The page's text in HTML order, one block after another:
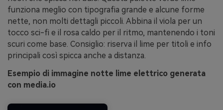
funziona meglio con tipografia grande e alcune forme
nette, non molti dettagli piccoli. Abbina il viola per un
tocco sci-fi e il rosa caldo per il ritmo, mantenendo i toni
scuri come base. Consiglio: riserva il lime per titoli e info
principali così spicca anche a distanza.
Esempio di immagine notte lime elettrico generata
con media.io